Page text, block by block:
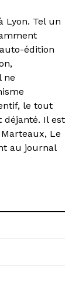
Lyon. Tel un
édition
ne
le tout
déjanté. Il est
Le
au journal